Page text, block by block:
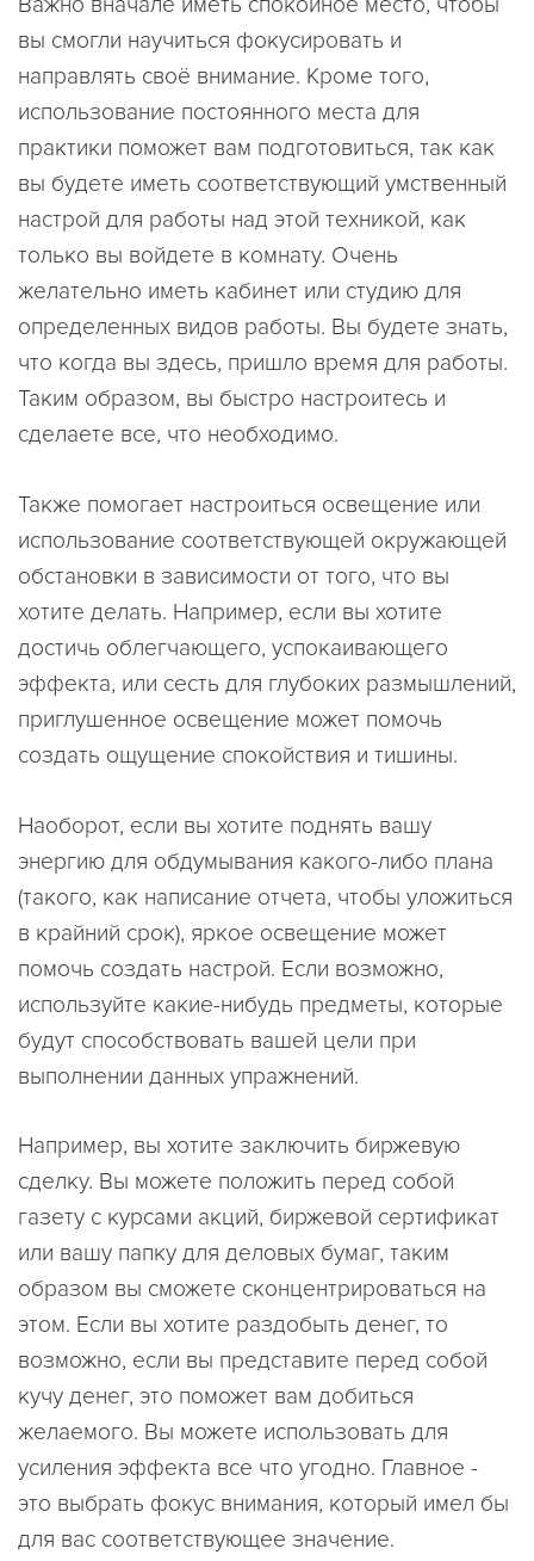
вы смогли научиться фокусировать и
направлять своё внимание. Кроме того,
использование постоянного места для
практики поможет вам подготовиться, так как
вы будете иметь соответствующий умственный
настрой для работы над этой техникой, как
только вы войдете в комнату. Очень
желательно иметь кабинет или студию для
определенных видов работы. Вы будете знать,
что когда вы здесь, пришло время для работы.
Таким образом, вы быстро настроитесь и
сделаете все, что необходимо.
Также помогает настроиться освещение или
использование соответствующей окружающей
обстановки в зависимости от того, что вы
хотите делать. Например, если вы хотите
достичь облегчающего, успокаивающего
эффекта, или сесть для глубоких размышлений,
приглушенное освещение может помочь
создать ощущение спокойствия и тишины.
Наоборот, если вы хотите поднять вашу
энергию для обдумывания какого-либо плана
(такого, как написание отчета, чтобы уложиться
в крайний срок), яркое освещение может
помочь создать настрой. Если возможно,
используйте какие-нибудь предметы, которые
будут способствовать вашей цели при
выполнении данных упражнений.
Например, вы хотите заключить биржевую
сделку. Вы можете положить перед собой
газету с курсами акций, биржевой сертификат
или вашу папку для деловых бумаг, таким
образом вы сможете сконцентрироваться на
этом. Если вы хотите раздобыть денег, то
возможно, если вы представите перед собой
кучу денег, это поможет вам добиться
желаемого. Вы можете использовать для
усиления эффекта все что угодно. Главное -
это выбрать фокус внимания, который имел бы
для вас соответствующее значение.